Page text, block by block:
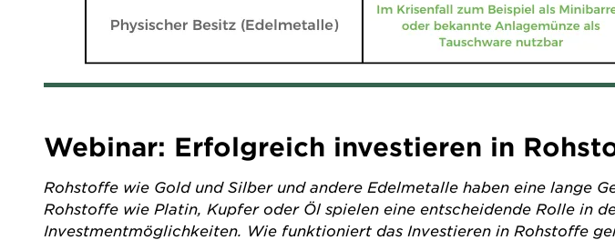
Webinar: Erfolgreich investieren in
Rohstoffe wie Gold und Silber und andere Edelmetalle haben eine lange
Rohstoffe wie Platin, Kupfer oder Öl spielen eine entscheidende Rolle in
Investmentmöglichkeiten. Wie funktioniert das Investieren in Rohstoffe